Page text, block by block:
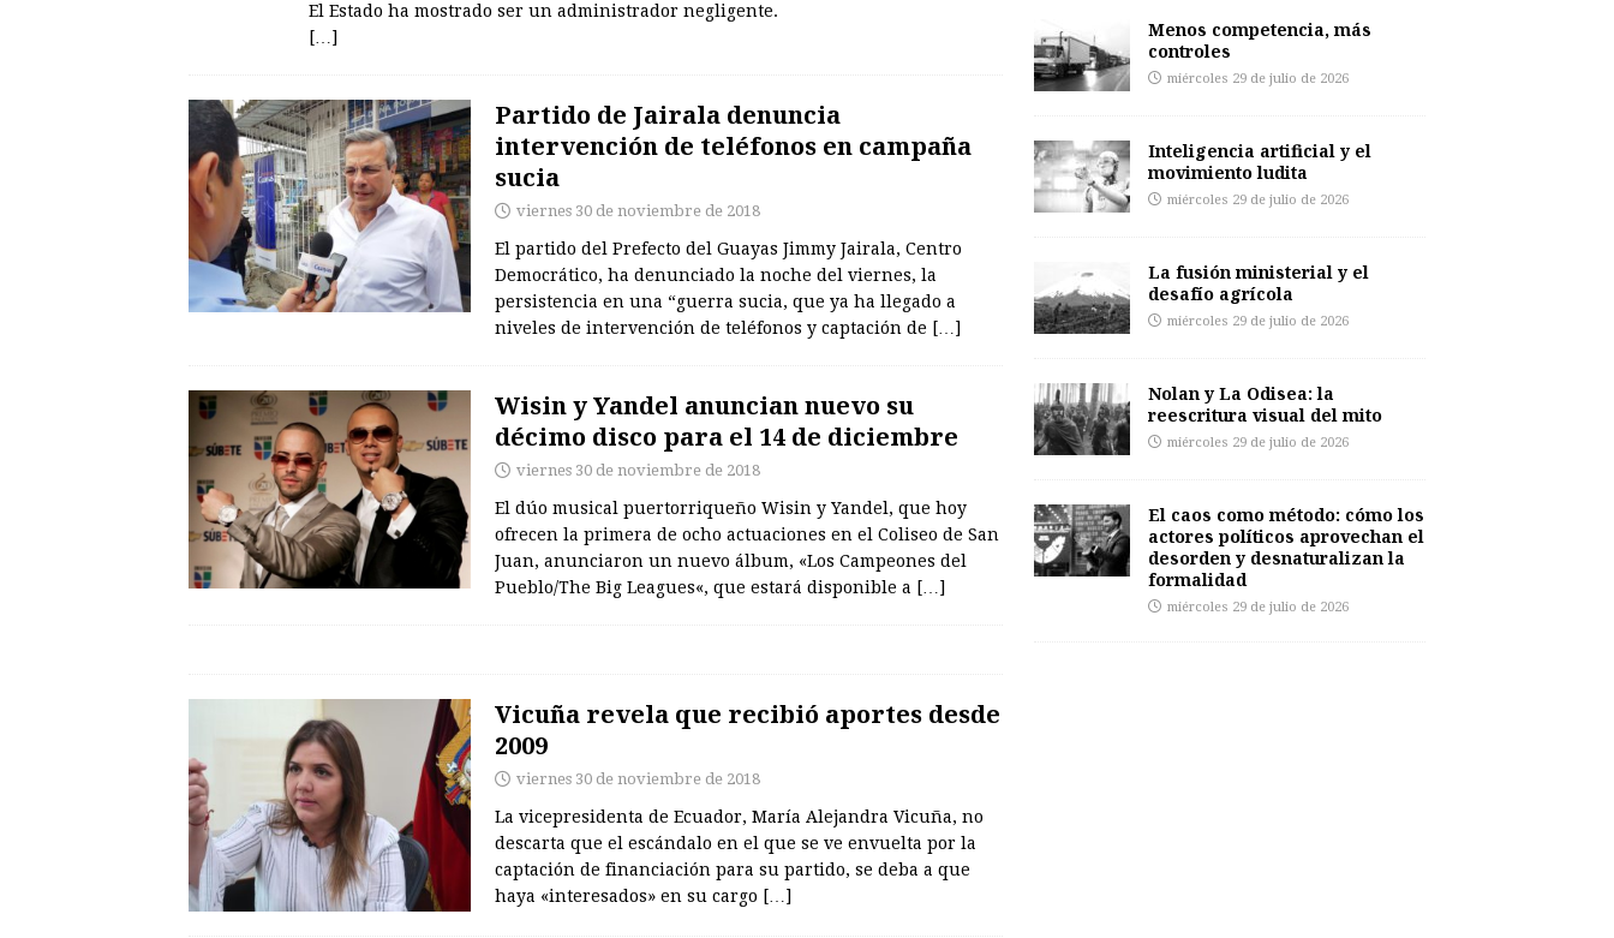
El Estado ha mostrado ser un administrador negligente.
[…]
Partido de Jairala denuncia
intervención de teléfonos en campaña
sucia
viernes 30 de noviembre de 2018
El partido del Prefecto del Guayas Jimmy Jairala, Centro
Democrático, ha denunciado la noche del viernes, la
persistencia en una “guerra sucia, que ya ha llegado a
niveles de intervención de teléfonos y captación de […]
Wisin y Yandel anuncian nuevo su
décimo disco para el 14 de diciembre
viernes 30 de noviembre de 2018
El dúo musical puertorriqueño Wisin y Yandel, que hoy
ofrecen la primera de ocho actuaciones en el Coliseo de San
Juan, anunciaron un nuevo álbum, «Los Campeones del
Pueblo/The Big Leagues«, que estará disponible a […]
Vicuña revela que recibió aportes desde
2009
viernes 30 de noviembre de 2018
La vicepresidenta de Ecuador, María Alejandra Vicuña, no
descarta que el escándalo en el que se ve envuelta por la
captación de financiación para su partido, se deba a que
haya «interesados» en su cargo […]
Menos competencia, más
controles
miércoles 29 de julio de 2026
Inteligencia artificial y el
movimiento ludita
miércoles 29 de julio de 2026
La fusión ministerial y el
desafío agrícola
miércoles 29 de julio de 2026
Nolan y La Odisea: la
reescritura visual del mito
miércoles 29 de julio de 2026
El caos como método: cómo los
actores políticos aprovechan el
desorden y desnaturalizan la
formalidad
miércoles 29 de julio de 2026